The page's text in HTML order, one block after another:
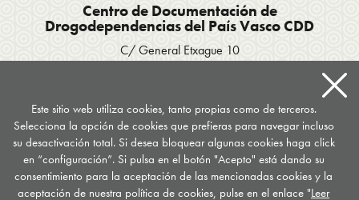
Centro de Documentación de
Drogodependencias del País Vasco CDD
C/ General Etxague 10
Apartado postal 667
documentacion@drogomedia.com
Síguenos en...
Este sitio web utiliza cookies, tanto propias como de terceros.
Selecciona la opción de cookies que prefieras para navegar incluso
su desactivación total. Si desea bloquear algunas cookies haga click
en “configuración”. Si pulsa en el botón "Acepto" está dando su
consentimiento para la aceptación de las mencionadas cookies y la
aceptación de nuestra política de cookies, pulse en el enlace "Leer